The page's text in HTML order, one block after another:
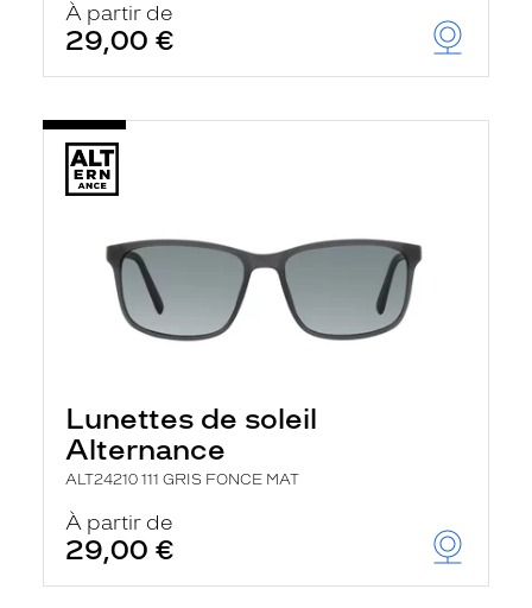
À partir de
29,00 €
Lunettes de soleil
Alternance
ALT24210 111 GRIS FONCE MAT
À partir de
29,00 €